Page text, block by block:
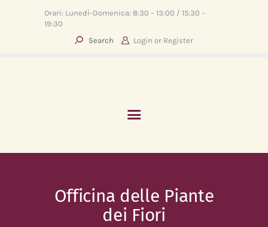
Orari: Lunedì-Domenica: 8:30 – 13:00 / 15:30 –
19:30
Login or Register
Officina delle Piante
dei Fiori